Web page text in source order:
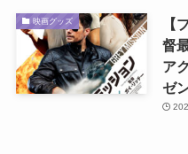
映画グッズ
【
督
ア
ゼ